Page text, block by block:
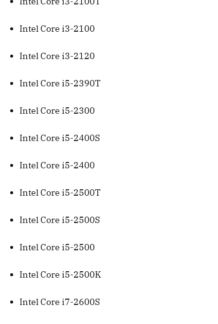
Intel Core i3-2100
Intel Core i3-2120
Intel Core i5-2390T
Intel Core i5-2300
Intel Core i5-2400S
Intel Core i5-2400
Intel Core i5-2500T
Intel Core i5-2500S
Intel Core i5-2500
Intel Core i5-2500K
Intel Core i7-2600S